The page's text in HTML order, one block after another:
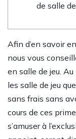
de salle
Afin d’en savoir
nous vous
en salle de jeu.
les salle de jeu
sans frais sans
cours de ces
s’amuser à